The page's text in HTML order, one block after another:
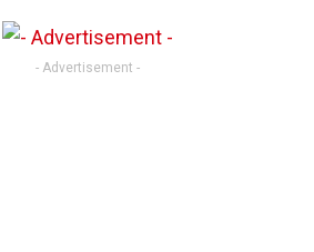
- Advertisement -